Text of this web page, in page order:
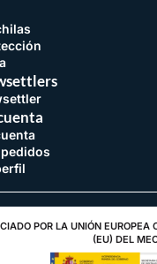
POR LA UNIÓN EUROPEA
(EU) DEL